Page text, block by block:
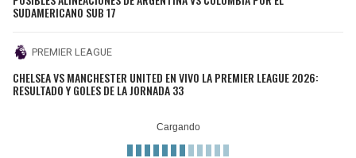
SUDAMERICANO SUB 17
PREMIER LEAGUE
CHELSEA VS MANCHESTER UNITED EN VIVO LA PREMIER LEAGUE 2026:
RESULTADO Y GOLES DE LA JORNADA 33